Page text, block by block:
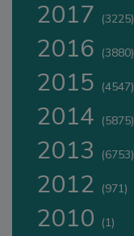
2017 (3225)
2016 (3880)
2015 (4547)
2014 (5875)
2013 (6753)
2012 (971)
2010 (1)